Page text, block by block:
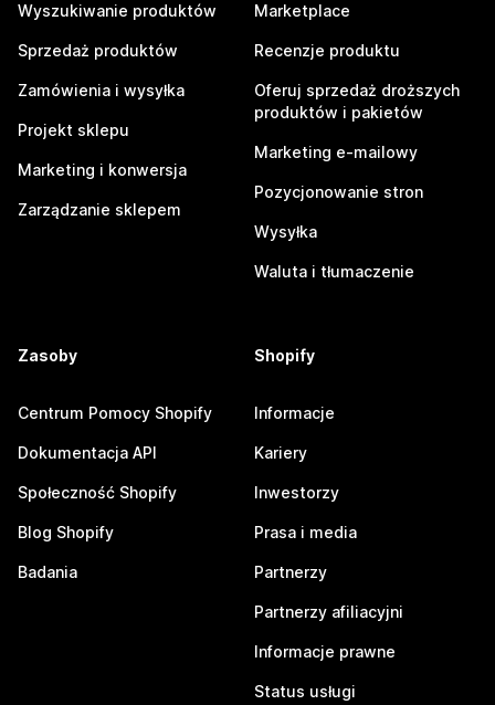
Wyszukiwanie produktów
Sprzedaż produktów
Zamówienia i wysyłka
Projekt sklepu
Marketing i konwersja
Zarządzanie sklepem
Marketplace
Recenzje produktu
Oferuj sprzedaż droższych
produktów i pakietów
Marketing e-mailowy
Pozycjonowanie stron
Wysyłka
Waluta i tłumaczenie
Zasoby
Centrum Pomocy Shopify
Dokumentacja API
Społeczność Shopify
Blog Shopify
Badania
Shopify
Informacje
Kariery
Inwestorzy
Prasa i media
Partnerzy
Partnerzy afiliacyjni
Informacje prawne
Status usługi